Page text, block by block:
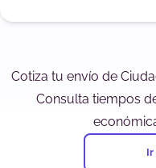
Cotiza tu envío de
Consulta tiempos
Ir